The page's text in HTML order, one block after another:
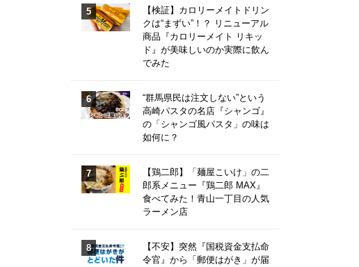
【検証】カロリーメイトドリン
クは“まずい”！？ リニューアル
商品『カロリーメイト リキッ
ド』が美味しいのか実際に飲ん
でみた
“群馬県民は注文しない”という
高崎パスタの名店『シャンゴ』
の「シャンゴ風パスタ」の味は
如何に？
【鶏二郎】「麺屋こいけ」の二
郎系メニュー『鶏二郎 MAX』
食べてみた！青山一丁目の人気
ラーメン店
【不安】突然『国税資金支払命
令官』から「郵便はがき」が届